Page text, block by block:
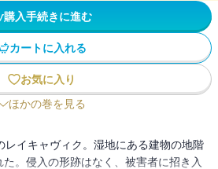
購入手続きに進む
カートに入れる
お気に入り
ほかの巻を見る
レイキャヴィク。湿地にある建物の地階
。侵入の形跡はなく、被害者に招き入